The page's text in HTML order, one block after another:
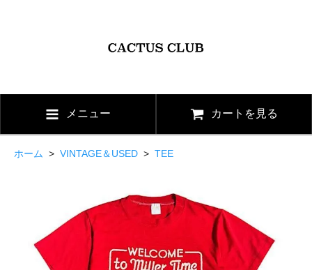
メニュー カートを見る
ホーム > VINTAGE＆USED > TEE